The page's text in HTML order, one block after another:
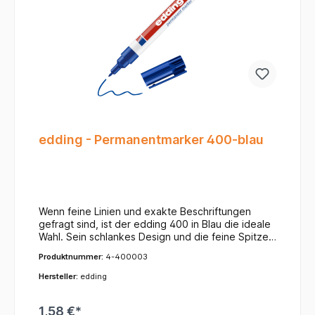
edding - Permanentmarker 400-blau
Wenn feine Linien und exakte Beschriftungen
gefragt sind, ist der edding 400 in Blau die ideale
Wahl. Sein schlankes Design und die feine Spitze
detailliertes Arbeiten im Büro, in der Werkstatt
oder im Labor.Ihre Vorteile auf einen Blick:Feine
und eine saubere Schrift – auch auf kleinen
Produktnummer: 4-400003
Hersteller: edding
1,58 €*